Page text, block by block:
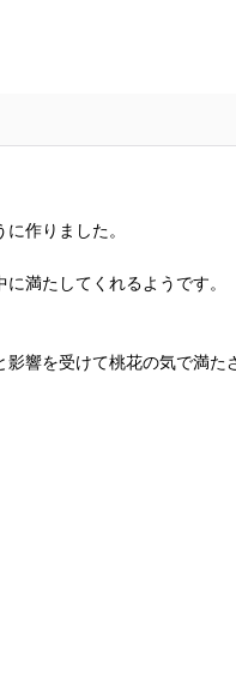
作りました。
満たしてくれるようです。
響を受けて桃花の気で満た